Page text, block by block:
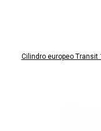
Cilindro europeo Transit